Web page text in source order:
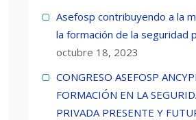
Asefosp contribuyendo a la
la formación de la seguridad
octubre 18, 2023
CONGRESO ASEFOSP
FORMACIÓN EN LA
PRIVADA PRESENTE Y